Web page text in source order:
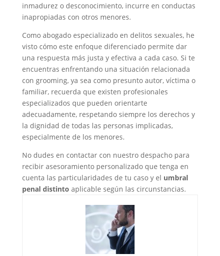
inmadurez o desconocimiento, incurre en conductas
inapropiadas con otros menores.
Como abogado especializado en delitos sexuales, he
visto cómo este enfoque diferenciado permite dar
una respuesta más justa y efectiva a cada caso. Si te
encuentras enfrentando una situación relacionada
con grooming, ya sea como presunto autor, víctima o
familiar, recuerda que existen profesionales
especializados que pueden orientarte
adecuadamente, respetando siempre los derechos y
la dignidad de todas las personas implicadas,
especialmente de los menores.
No dudes en contactar con nuestro despacho para
recibir asesoramiento personalizado que tenga en
cuenta las particularidades de tu caso y el umbral
penal distinto aplicable según las circunstancias.